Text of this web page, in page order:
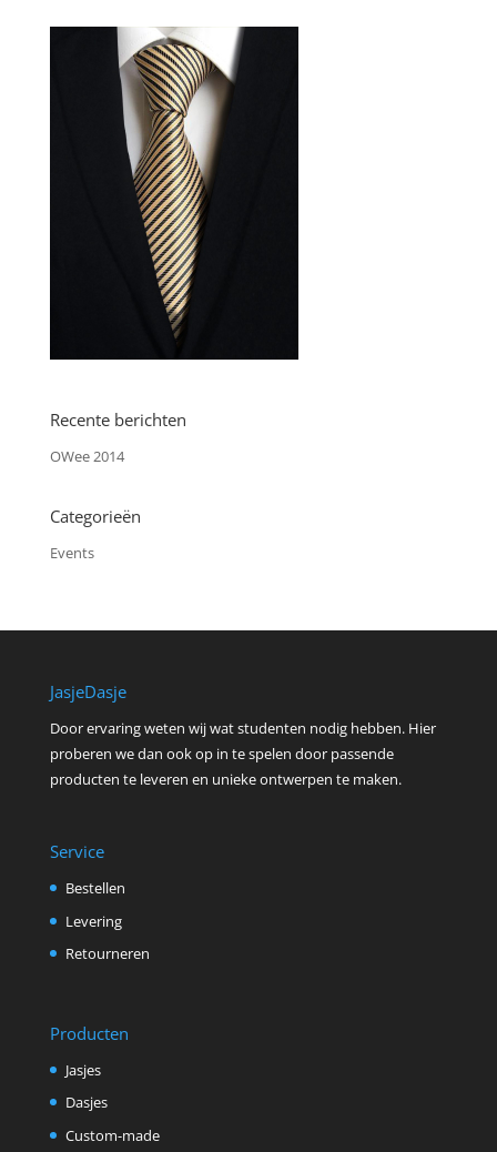
Recente berichten
OWee 2014
Categorieën
Events
JasjeDasje
Door ervaring weten wij wat studenten nodig hebben. Hier
proberen we dan ook op in te spelen door passende
producten te leveren en unieke ontwerpen te maken.
Service
Bestellen
Levering
Retourneren
Producten
Jasjes
Dasjes
Custom-made